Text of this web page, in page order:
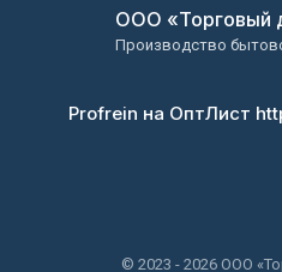
ООО «Торговый
Производство
Profrein на ОптЛист
© 2023 - 2026 ООО